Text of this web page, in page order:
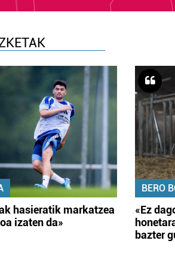
hasieratik markatzea
izaten da»
BERO
«Ez
bazter